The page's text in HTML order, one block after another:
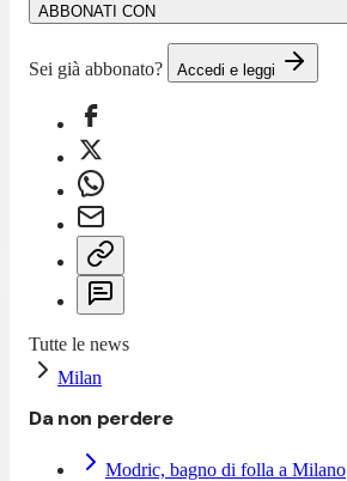
ABBONATI CON
Sei già abbonato? Accedi e leggi
Tutte le news
Milan
Da non perdere
Modric, bagno di folla a Milano